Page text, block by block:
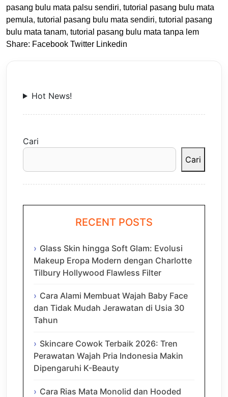
pasang bulu mata palsu sendiri, tutorial pasang bulu mata
pemula, tutorial pasang bulu mata sendiri, tutorial pasang
bulu mata tanam, tutorial pasang bulu mata tanpa lem
Share: Facebook Twitter Linkedin
Hot News!
Cari
Cari
RECENT POSTS
Glass Skin hingga Soft Glam: Evolusi
Makeup Eropa Modern dengan Charlotte
Tilbury Hollywood Flawless Filter
Cara Alami Membuat Wajah Baby Face
dan Tidak Mudah Jerawatan di Usia 30
Tahun
Skincare Cowok Terbaik 2026: Tren
Perawatan Wajah Pria Indonesia Makin
Dipengaruhi K-Beauty
Cara Rias Mata Monolid dan Hooded